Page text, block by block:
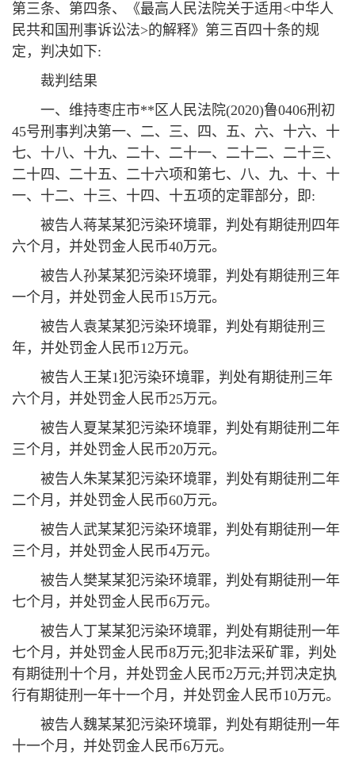
第三条、第四条、《最高人民法院关于适用<中华人
民共和国刑事诉讼法>的解释》第三百四十条的规
定，判决如下:
裁判结果
一、维持枣庄市**区人民法院(2020)鲁0406刑初
45号刑事判决第一、二、三、四、五、六、十六、十
七、十八、十九、二十、二十一、二十二、二十三、
二十四、二十五、二十六项和第七、八、九、十、十
一、十二、十三、十四、十五项的定罪部分，即:
被告人蒋某某犯污染环境罪，判处有期徒刑四年
六个月，并处罚金人民币40万元。
被告人孙某某犯污染环境罪，判处有期徒刑三年
一个月，并处罚金人民币15万元。
被告人袁某某犯污染环境罪，判处有期徒刑三
年，并处罚金人民币12万元。
被告人王某1犯污染环境罪，判处有期徒刑三年
六个月，并处罚金人民币25万元。
被告人夏某某犯污染环境罪，判处有期徒刑二年
三个月，并处罚金人民币20万元。
被告人朱某某犯污染环境罪，判处有期徒刑二年
二个月，并处罚金人民币60万元。
被告人武某某犯污染环境罪，判处有期徒刑一年
三个月，并处罚金人民币4万元。
被告人樊某某犯污染环境罪，判处有期徒刑一年
七个月，并处罚金人民币6万元。
被告人丁某某犯污染环境罪，判处有期徒刑一年
七个月，并处罚金人民币8万元;犯非法采矿罪，判处
有期徒刑十个月，并处罚金人民币2万元;并罚决定执
行有期徒刑一年十一个月，并处罚金人民币10万元。
被告人魏某某犯污染环境罪，判处有期徒刑一年
十一个月，并处罚金人民币6万元。